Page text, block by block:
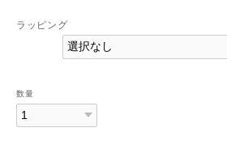
ラッピング
数量